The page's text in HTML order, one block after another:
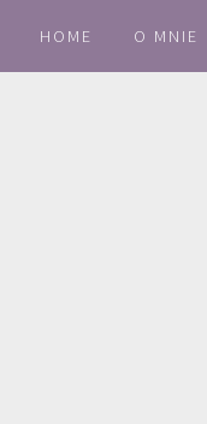
HOME O MNIE